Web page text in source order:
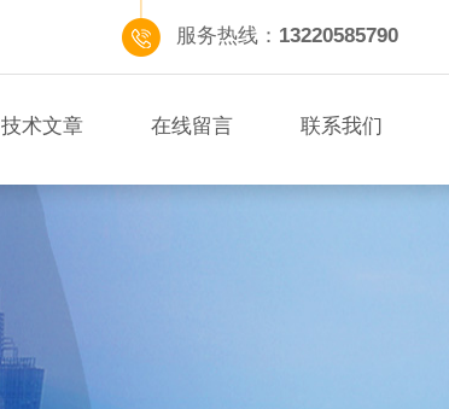
服务热线： 13220585790
技术文章 在线留言 联系我们